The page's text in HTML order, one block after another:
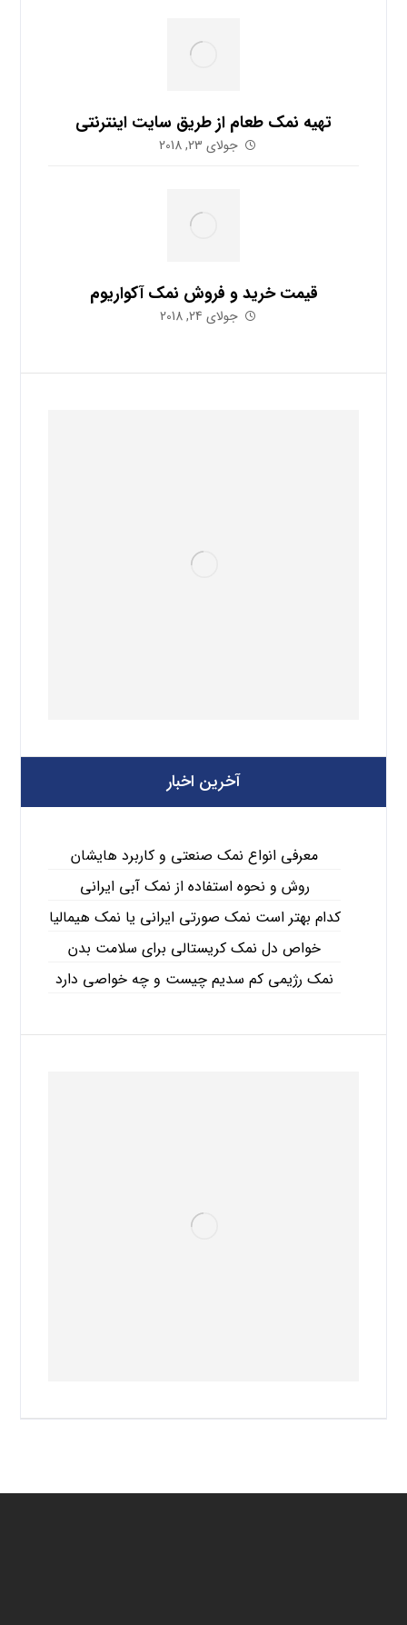
تهیه نمک طعام از طریق سایت اینترنتی
جولای 23, 2018
قیمت خرید و فروش نمک آکواریوم
جولای 24, 2018
آخرین اخبار
معرفی انواع نمک صنعتی و کاربرد هایشان
روش و نحوه استفاده از نمک آبی ایرانی
کدام بهتر است نمک صورتی ایرانی یا نمک هیمالیا
خواص دل نمک کریستالی برای سلامت بدن
نمک رژیمی کم سدیم چیست و چه خواصی دارد